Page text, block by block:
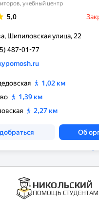
НИКОЛЬСКИЙ
ПОМОЩЬ СТУДЕНТАМ